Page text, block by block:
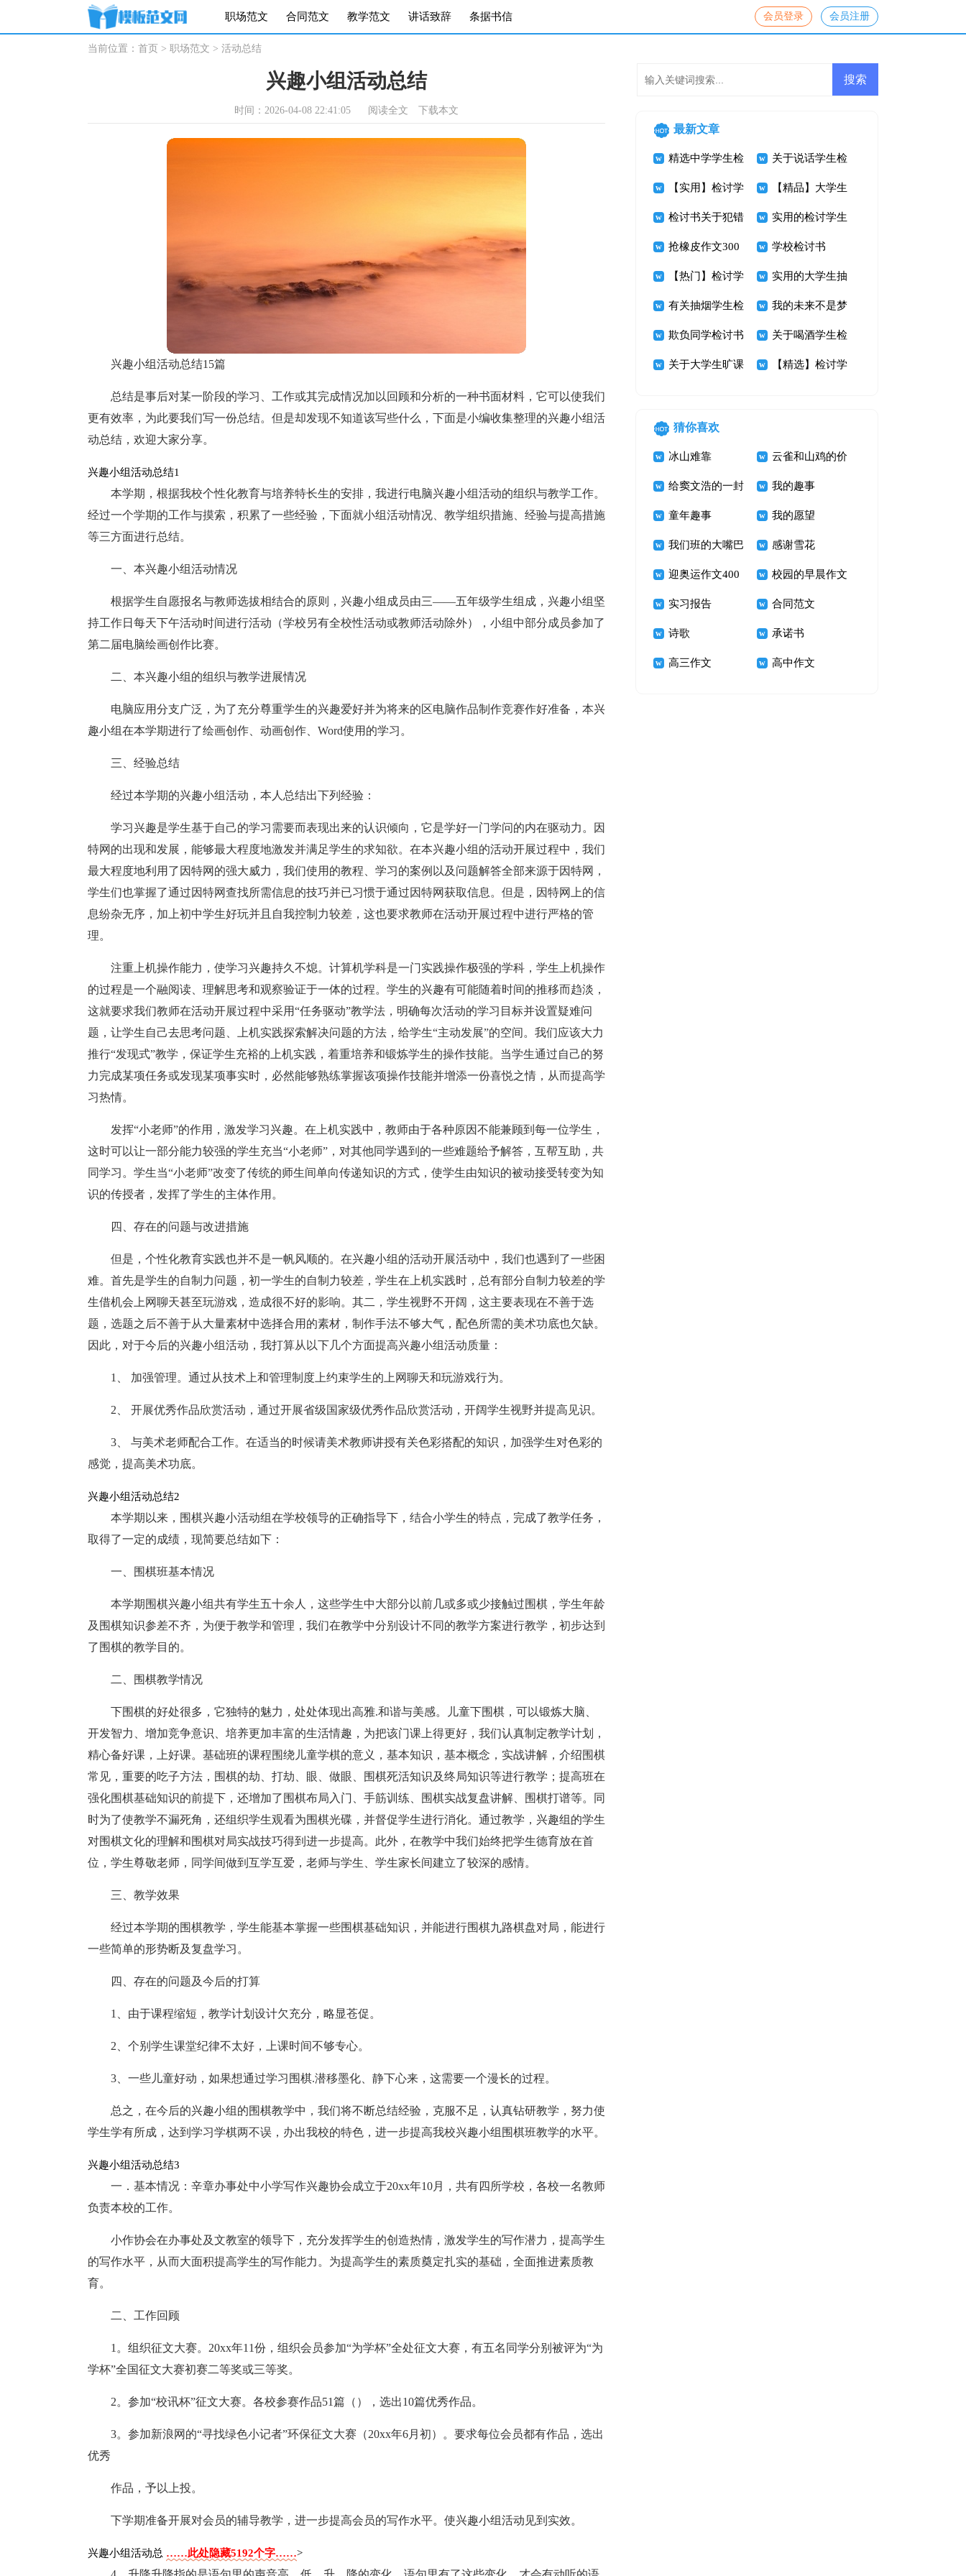
职场范文 合同范文 教学范文 讲话致辞 条据书信 会员登录 会员注册
当前位置： 首页 > 职场范文 > 活动总结
兴趣小组活动总结
时间：2026-04-08 22:41:05 阅读全文 下载本文
兴趣小组活动总结15篇
总结是事后对某一阶段的学习、工作或其完成情况加以回顾和分析的一种书面材料，它可以使我们
更有效率，为此要我们写一份总结。但是却发现不知道该写些什么，下面是小编收集整理的兴趣小组活
动总结，欢迎大家分享。
兴趣小组活动总结1
本学期，根据我校个性化教育与培养特长生的安排，我进行电脑兴趣小组活动的组织与教学工作。
经过一个学期的工作与摸索，积累了一些经验，下面就小组活动情况、教学组织措施、经验与提高措施
等三方面进行总结。
一、本兴趣小组活动情况
根据学生自愿报名与教师选拔相结合的原则，兴趣小组成员由三——五年级学生组成，兴趣小组坚
持工作日每天下午活动时间进行活动（学校另有全校性活动或教师活动除外），小组中部分成员参加了
第二届电脑绘画创作比赛。
二、本兴趣小组的组织与教学进展情况
电脑应用分支广泛，为了充分尊重学生的兴趣爱好并为将来的区电脑作品制作竞赛作好准备，本兴
趣小组在本学期进行了绘画创作、动画创作、Word使用的学习。
三、经验总结
经过本学期的兴趣小组活动，本人总结出下列经验：
学习兴趣是学生基于自己的学习需要而表现出来的认识倾向，它是学好一门学问的内在驱动力。因
特网的出现和发展，能够最大程度地激发并满足学生的求知欲。在本兴趣小组的活动开展过程中，我们
最大程度地利用了因特网的强大威力，我们使用的教程、学习的案例以及问题解答全部来源于因特网，
学生们也掌握了通过因特网查找所需信息的技巧并已习惯于通过因特网获取信息。但是，因特网上的信
息纷杂无序，加上初中学生好玩并且自我控制力较差，这也要求教师在活动开展过程中进行严格的管
理。
注重上机操作能力，使学习兴趣持久不熄。计算机学科是一门实践操作极强的学科，学生上机操作
的过程是一个融阅读、理解思考和观察验证于一体的过程。学生的兴趣有可能随着时间的推移而趋淡，
这就要求我们教师在活动开展过程中采用“任务驱动”教学法，明确每次活动的学习目标并设置疑难问
题，让学生自己去思考问题、上机实践探索解决问题的方法，给学生“主动发展”的空间。我们应该大力
推行“发现式”教学，保证学生充裕的上机实践，着重培养和锻炼学生的操作技能。当学生通过自己的努
力完成某项任务或发现某项事实时，必然能够熟练掌握该项操作技能并增添一份喜悦之情，从而提高学
习热情。
发挥“小老师”的作用，激发学习兴趣。在上机实践中，教师由于各种原因不能兼顾到每一位学生，
这时可以让一部分能力较强的学生充当“小老师”，对其他同学遇到的一些难题给予解答，互帮互助，共
同学习。学生当“小老师”改变了传统的师生间单向传递知识的方式，使学生由知识的被动接受转变为知
识的传授者，发挥了学生的主体作用。
四、存在的问题与改进措施
但是，个性化教育实践也并不是一帆风顺的。在兴趣小组的活动开展活动中，我们也遇到了一些困
难。首先是学生的自制力问题，初一学生的自制力较差，学生在上机实践时，总有部分自制力较差的学
生借机会上网聊天甚至玩游戏，造成很不好的影响。其二，学生视野不开阔，这主要表现在不善于选
题，选题之后不善于从大量素材中选择合用的素材，制作手法不够大气，配色所需的美术功底也欠缺。
因此，对于今后的兴趣小组活动，我打算从以下几个方面提高兴趣小组活动质量：
1、 加强管理。通过从技术上和管理制度上约束学生的上网聊天和玩游戏行为。
2、 开展优秀作品欣赏活动，通过开展省级国家级优秀作品欣赏活动，开阔学生视野并提高见识。
3、 与美术老师配合工作。在适当的时候请美术教师讲授有关色彩搭配的知识，加强学生对色彩的
感觉，提高美术功底。
兴趣小组活动总结2
本学期以来，围棋兴趣小活动组在学校领导的正确指导下，结合小学生的特点，完成了教学任务，
取得了一定的成绩，现简要总结如下：
一、围棋班基本情况
本学期围棋兴趣小组共有学生五十余人，这些学生中大部分以前几或多或少接触过围棋，学生年龄
及围棋知识参差不齐，为便于教学和管理，我们在教学中分别设计不同的教学方案进行教学，初步达到
了围棋的教学目的。
二、围棋教学情况
下围棋的好处很多，它独特的魅力，处处体现出高雅.和谐与美感。儿童下围棋，可以锻炼大脑、
开发智力、增加竞争意识、培养更加丰富的生活情趣，为把该门课上得更好，我们认真制定教学计划，
精心备好课，上好课。基础班的课程围绕儿童学棋的意义，基本知识，基本概念，实战讲解，介绍围棋
常见，重要的吃子方法，围棋的劫、打劫、眼、做眼、围棋死活知识及终局知识等进行教学；提高班在
强化围棋基础知识的前提下，还增加了围棋布局入门、手筋训练、围棋实战复盘讲解、围棋打谱等。同
时为了使教学不漏死角，还组织学生观看为围棋光碟，并督促学生进行消化。通过教学，兴趣组的学生
对围棋文化的理解和围棋对局实战技巧得到进一步提高。此外，在教学中我们始终把学生德育放在首
位，学生尊敬老师，同学间做到互学互爱，老师与学生、学生家长间建立了较深的感情。
三、教学效果
经过本学期的围棋教学，学生能基本掌握一些围棋基础知识，并能进行围棋九路棋盘对局，能进行
一些简单的形势断及复盘学习。
四、存在的问题及今后的打算
1、由于课程缩短，教学计划设计欠充分，略显苍促。
2、个别学生课堂纪律不太好，上课时间不够专心。
3、一些儿童好动，如果想通过学习围棋.潜移墨化、静下心来，这需要一个漫长的过程。
总之，在今后的兴趣小组的围棋教学中，我们将不断总结经验，克服不足，认真钻研教学，努力使
学生学有所成，达到学习学棋两不误，办出我校的特色，进一步提高我校兴趣小组围棋班教学的水平。
兴趣小组活动总结3
一．基本情况：辛章办事处中小学写作兴趣协会成立于20xx年10月，共有四所学校，各校一名教师
负责本校的工作。
小作协会在办事处及文教室的领导下，充分发挥学生的创造热情，激发学生的写作潜力，提高学生
的写作水平，从而大面积提高学生的写作能力。为提高学生的素质奠定扎实的基础，全面推进素质教
育。
二、工作回顾
1。组织征文大赛。20xx年11份，组织会员参加“为学杯”全处征文大赛，有五名同学分别被评为“为
学杯”全国征文大赛初赛二等奖或三等奖。
2。参加“校讯杯”征文大赛。各校参赛作品51篇（），选出10篇优秀作品。
3。参加新浪网的“寻找绿色小记者”环保征文大赛（20xx年6月初）。要求每位会员都有作品，选出
优秀
作品，予以上投。
下学期准备开展对会员的辅导教学，进一步提高会员的写作水平。使兴趣小组活动见到实效。
兴趣小组活动总 ……此处隐藏5192个字……>
最新文章
精选中学学生检
讨书范文锦集五
篇
关于说话学生检
讨书模板集合九
篇
【实用】检讨学
生的检讨书三篇
【精品】大学生
寝室违规检讨书
3篇
检讨书关于犯错
学生范文
实用的检讨学生
的检讨书范文汇
编九篇
抢橡皮作文300
字
学校检讨书
【热门】检讨学
生的检讨书范文
汇编六篇
实用的大学生抽
烟检讨书4篇
有关抽烟学生检
讨书范文汇编9
篇
我的未来不是梦
欺负同学检讨书
15篇
关于喝酒学生检
讨书模板锦集八
关于大学生旷课
10篇
【精选】检讨学
猜你喜欢
冰山难靠 云雀和山鸡的价
值
给窦文浩的一封
信_四年级书信
作文400字
我的趣事
童年趣事 我的愿望
我们班的大嘴巴 感谢雪花
迎奥运作文400
字 加油！奥运
校园的早晨作文
600字
实习报告 合同范文
诗歌 承诺书
高三作文 高中作文